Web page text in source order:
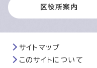
区役所案内
サイトマップ
このサイトについて